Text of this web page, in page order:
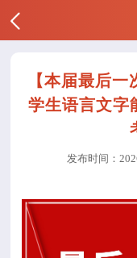
【本届最后
学生语言文字
发布时间：